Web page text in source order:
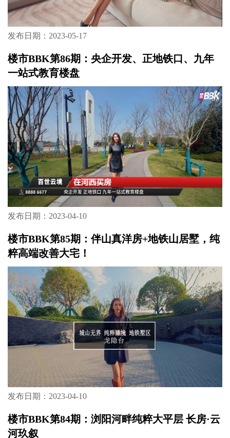
发布日期：2023-05-17
楼市BBK第86期：央企开发、正地铁口、九年
一站式教育楼盘
发布日期：2023-04-10
楼市BBK第85期：伴山真洋房+地铁山居墅，纯
粹高端改善大宅！
发布日期：2023-04-10
楼市BBK第84期：浏阳河畔纯粹大平层 长房·云
河玖叙